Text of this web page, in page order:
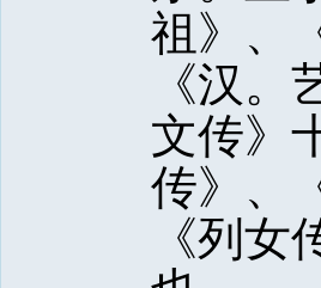
祖》、
《汉
文传》
传》、
《列